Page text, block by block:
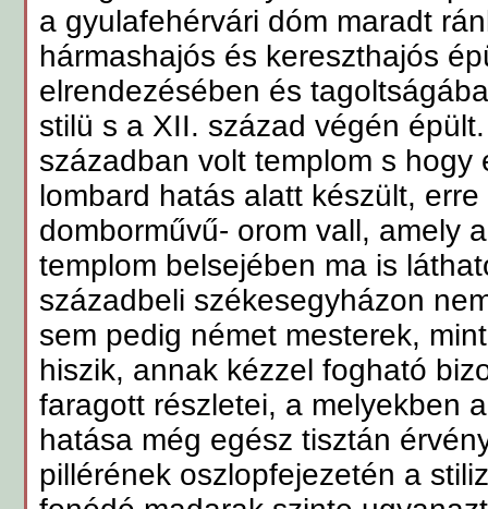
a gyulafehérvári dóm maradt
hármashajós és kereszthajós
elrendezésében és
stilü s a XII. század végén
században volt templom s hogy
lombard hatás alatt készült,
domborművű- orom vall, amely
templom belsejében ma is
századbeli székesegyházon
sem pedig német mesterek,
hiszik, annak kézzel fogható
faragott részletei, a melyekben
hatása még egész tisztán
pillérének oszlopfejezetén a